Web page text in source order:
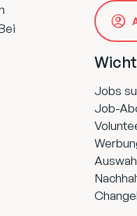
Jobs
Job-